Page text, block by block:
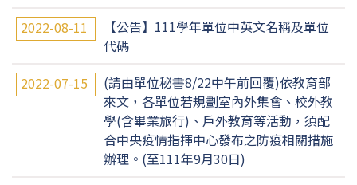
2022-08-11
【公告】111學年單位中英文名稱及單位
代碼
2022-07-15
(請由單位秘書8/22中午前回覆)依教育部
來文，各單位若規劃室內外集會、校外教
學(含畢業旅行)、戶外教育等活動，須配
合中央疫情指揮中心發布之防疫相關措施
辦理。(至111年9月30日)